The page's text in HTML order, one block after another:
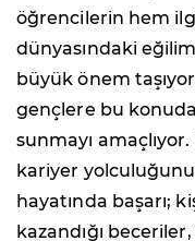
öğrencilerin hem
dünyasındaki
büyük önem
gençlere bu konuda
sunmayı
kariyer
hayatında başarı;
kazandığı